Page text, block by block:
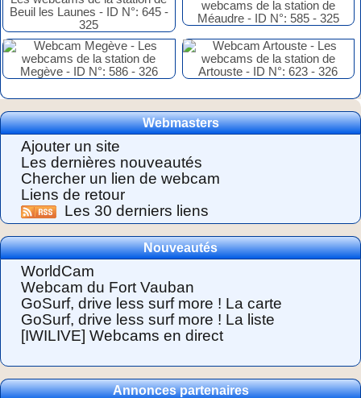
Webmasters
Ajouter un site
Les dernières nouveautés
Chercher un lien de webcam
Liens de retour
Les 30 derniers liens
Nouveautés
WorldCam
Webcam du Fort Vauban
GoSurf, drive less surf more ! La carte
GoSurf, drive less surf more ! La liste
[IWILIVE] Webcams en direct
Annonces partenaires